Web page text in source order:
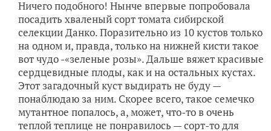
Ничего подобного! Нынче впервые попробовала
посадить хваленый сорт томата сибирской
селекции Данко. Поразительно из 10 кустов только
на одном и, правда, только на нижней кисти такое
вот чудо -«зеленые розы». Дальше вяжет красивые
сердцевидные плоды, как и на остальных кустах.
Этот загадочный куст выдирать не буду —
понаблюдаю за ним. Скорее всего, такое семечко
мутантное попалось, а, может, что-то в очень
теплой теплице не понравилось — сорт-то для